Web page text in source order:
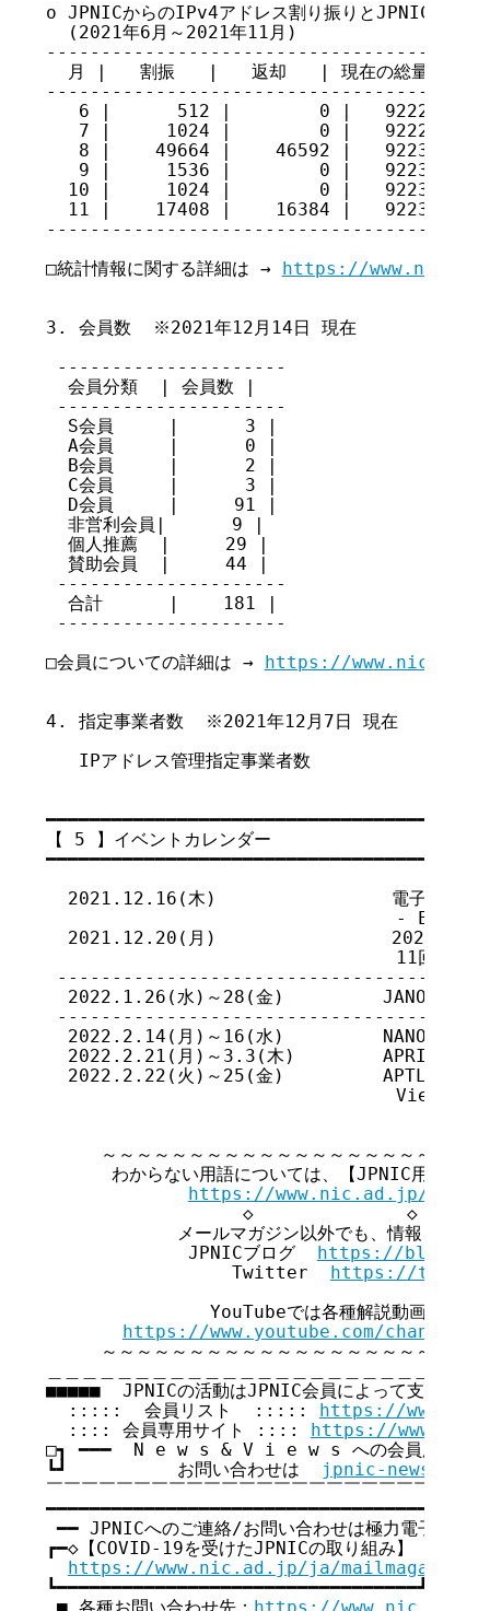
o JPNICからのIPv4アドレス割り振りとJPNICへの
  (2021年6月～2021年11月)
  月 |   割振   |   返却   | 現在の総量
   6 |      512 |        0 |   92227208
   7 |     1024 |        0 |   92228232
   8 |    49664 |    46592 |   92231304
   9 |     1536 |        0 |   92232840
  10 |     1024 |        0 |   92233864
  11 |    17408 |    16384 |   92234888
□統計情報に関する詳細は → https://
3. 会員数  ※2021年12月14日 現在
---------------------
  会員分類  | 会員数 |
---------------------
  S会員     |      3 |
  A会員     |      0 |
  B会員     |      2 |
  C会員     |      3 |
  D会員     |     91 |
  非営利会員|      9 |
  個人推薦  |     29 |
  賛助会員  |     44 |
---------------------
  合計      |    181 |
---------------------
□会員についての詳細は → https://
4. 指定事業者数  ※2021年12月7日 現在
   IPアドレス管理指定事業者数           484
━━━━━━━━━━━━━━━━━━━━━━━━━━━━━━━━━━━
【 5 】イベントカレンダー
━━━━━━━━━━━━━━━━━━━━━━━━━━━━━━━━━━━
2021.12.16(木)                電子署名に
- ETSIと
2021.12.20(月)                2023に向け
11回会合 (
2022.1.26(水)～28(金)         JANOG49 (鹿
2022.2.14(月)～16(水)         NANOG 84
2022.2.21(月)～3.3(木)        APRICOT
2022.2.22(火)～25(金)         APTLD81
                                Vietnam)
～～～～～～～～～～～～～～～～～～～～～～
わからない用語については、【JPNIC用語集】
https://www.nic.ad.jp/ja/
◇              ◇
メールマガジン以外でも、情報を発信
             JPNICブログ
https://
                 Twitter
https://
YouTubeでは各種解説動画を公開
https://www.youtube.com/channel/
～～～～～～～～～～～～～～～～～～～～～～
■■■■■  JPNICの活動はJPNIC会員によって支えら
  :::::  会員リスト  :::::
https://
  :::: 会員専用サイト ::::
https://
□┓ ━━━  N e w s & V i e w s への会員広告無料
┗┛          お問い合わせは
jpnic-
￣￣￣￣￣￣￣￣￣￣￣￣￣￣￣￣￣￣￣￣￣￣￣￣
━━━━━━━━━━━━━━━━━━━━━━━━━━━━━━━━━━━
━━ JPNICへのご連絡/お問い合わせは極力電子メー
┏━◇【COVID-19を受けたJPNICの取り組み】
https://www.nic.ad.jp/ja/mailmagazine/
┗━━━━━━━━━━━━━━━━━━━━━━━━━━━━━━━━━┛